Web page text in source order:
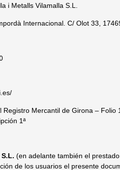
i Metalls Vilamalla S.L.
Internacional. C/ Olot 33,
Registro Mercantil de Girona – Folio
1ª
(en adelante también el
de los usuarios el presente